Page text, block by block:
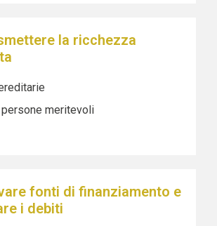
la ricchezza
meritevoli
fonti di finanziamento e
i debiti